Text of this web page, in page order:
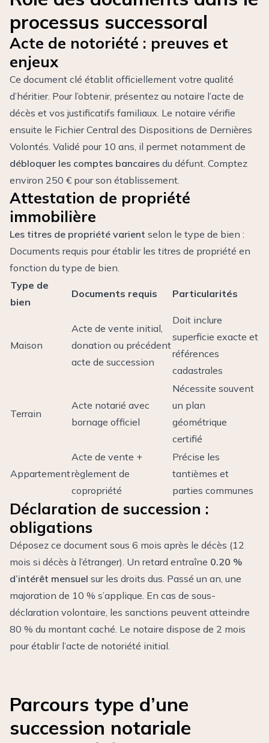
processus successoral
Acte de notoriété : preuves et
enjeux
Ce document clé établit officiellement votre qualité
d’héritier. Pour l’obtenir, présentez au notaire l’acte de
décès et vos justificatifs familiaux. Le notaire vérifie
ensuite le Fichier Central des Dispositions de Dernières
Volontés. Validé pour 10 ans, il permet notamment de
débloquer les comptes bancaires du défunt. Comptez
environ 250 € pour son établissement.
Attestation de propriété
immobilière
Les titres de propriété varient selon le type de bien :
Documents requis pour établir les titres de propriété en
fonction du type de bien.
Type de
bien
Documents requis Particularités
Maison
Acte de vente initial,
donation ou précédent
acte de succession
Doit inclure
superficie exacte et
références
cadastrales
Terrain
Acte notarié avec
bornage officiel
Nécessite souvent
un plan
géométrique
certifié
Appartement
Acte de vente +
règlement de
copropriété
Précise les
tantièmes et
parties communes
Déclaration de succession :
obligations
Déposez ce document sous 6 mois après le décès (12
mois si décès à l’étranger). Un retard entraîne 0.20 %
d’intérêt mensuel sur les droits dus. Passé un an, une
majoration de 10 % s’applique. En cas de sous-
déclaration volontaire, les sanctions peuvent atteindre
80 % du montant caché. Le notaire dispose de 2 mois
pour établir l’acte de notoriété initial.
Parcours type d’une
succession notariale